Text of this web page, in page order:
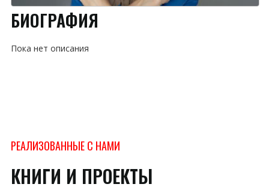
БИОГРАФИЯ
Пока нет описания
РЕАЛИЗОВАННЫЕ С НАМИ
КНИГИ И ПРОЕКТЫ